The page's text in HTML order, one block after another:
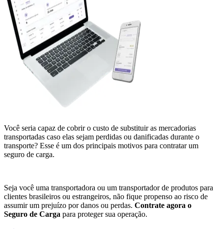
Você seria capaz de cobrir o custo de substituir as mercadorias
transportadas caso elas sejam perdidas ou danificadas durante o
transporte? Esse é um dos principais motivos para contratar um
seguro de carga.
Seja você uma transportadora ou um transportador de produtos para
clientes brasileiros ou estrangeiros, não fique propenso ao risco de
assumir um prejuízo por danos ou perdas. Contrate agora o
Seguro de Carga para proteger sua operação.